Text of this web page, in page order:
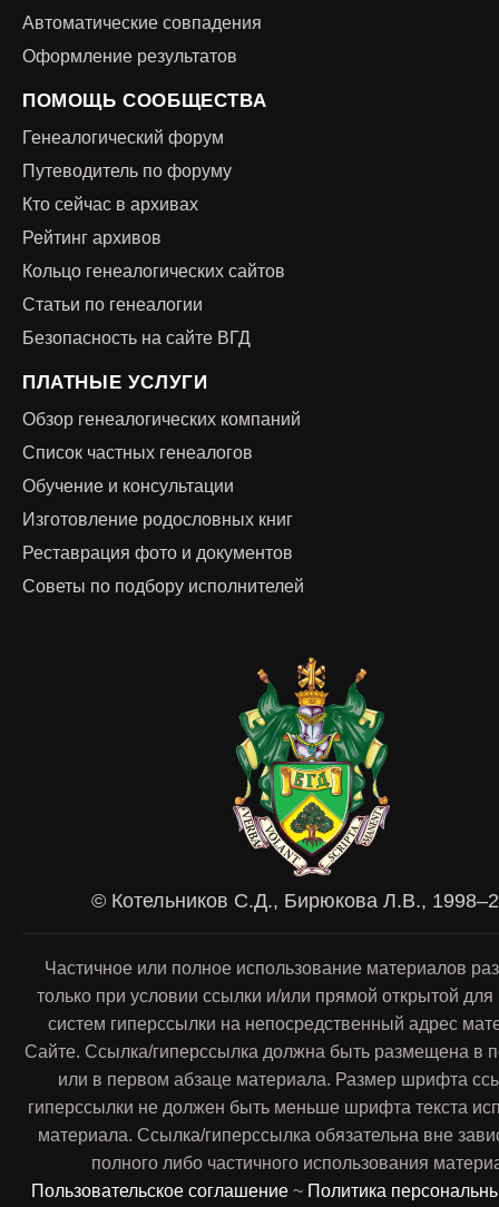
Автоматические совпадения
Оформление результатов
ПОМОЩЬ СООБЩЕСТВА
Генеалогический форум
Путеводитель по форуму
Кто сейчас в архивах
Рейтинг архивов
Кольцо генеалогических сайтов
Статьи по генеалогии
Безопасность на сайте ВГД
ПЛАТНЫЕ УСЛУГИ
Обзор генеалогических компаний
Список частных генеалогов
Обучение и консультации
Изготовление родословных книг
Реставрация фото и документов
Советы по подбору исполнителей
© Котельников С.Д., Бирюкова Л.В.,
Частичное или полное использование материалов
только при условии ссылки и/или прямой открытой
систем гиперссылки на непосредственный адрес
Сайте. Ссылка/гиперссылка должна быть размещена в
или в первом абзаце материала. Размер шрифта
гиперссылки не должен быть меньше шрифта текста
материала. Ссылка/гиперссылка обязательна вне
полного либо частичного использования
Пользовательское соглашение ~ Политика